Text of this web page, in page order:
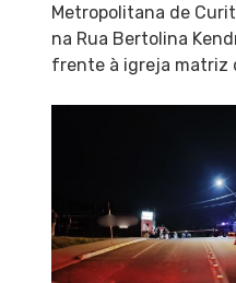
Metropolitana de
na Rua Bertolina
frente à igreja matriz